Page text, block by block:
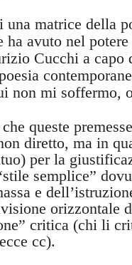
matrice della
ha avuto nel
Cucchi a capo
non mi soffermo,
queste
diretto, ma in
per la
semplice”
e
orizzontale
critica (chi li
cc).